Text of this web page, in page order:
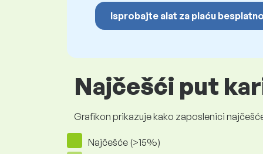
Isprobajte alat za plaću besplatno
Najčešći put
Grafikon prikazuje kako zaposlenici
Najčešće (>15%)